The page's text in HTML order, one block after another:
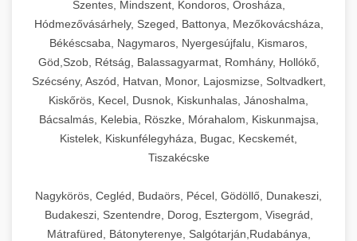
kereskedelmi csomagoló gép
professzionális konyhák számára. Nagy
kapacitású sütő- és főzőberendezés precíz
hőmérséklet-szabályozással.
chef-iparikonyhagepek.hu
kereskedelmi sütősütő
❄️ 25. Ipari Hűtőszekrény +
Professzionális hűtőegységek és hűtőkamrák
kereskedelmi konyhák számára.
Energiahatékony hűtési megoldások nagy
kapacitással.
chef-iparikonyhagepek.hu
💧 26. Ipari Mosogatógép +
Kereskedelmi mosogatóberendezések nagy
forgalmú éttermi műveletekhez. Gyors tisztítási
ciklusok fertőtlenítési képességekkel.
chef-iparikonyhagepek.hu
🧀 27. Ipari Sajtreszelő Gép +
élelmiszer-előkészítéshez. Különböző reszelési
méretek különböző alkalmazásokhoz.
🍳 28. Nagykonyhai
Berendezések
+
Szentes, Mindszent, Kondoros, Orosháza,
Hódmezővásárhely, Szeged, Battonya, Mezőkovácsháza,
Békéscsaba, Nagymaros, Nyergesújfalu, Kismaros,
Göd,Szob, Rétság, Balassagyarmat, Romhány, Hollókő,
Szécsény, Aszód, Hatvan, Monor, Lajosmizse, Soltvadkert,
Kiskőrös, Kecel, Dusnok, Kiskunhalas, Jánoshalma,
Bácsalmás, Kelebia, Röszke, Mórahalom, Kiskunmajsa,
Kistelek, Kiskunfélegyháza, Bugac, Kecskemét,
Tiszakécske
Nagykörös, Cegléd, Budaörs, Pécel, Gödöllő, Dunakeszi,
Budakeszi, Szentendre, Dorog, Esztergom, Visegrád,
Mátrafüred, Bátonyterenye, Salgótarján,Rudabánya,